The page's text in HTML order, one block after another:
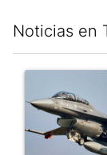
Noticias en
Un artículo